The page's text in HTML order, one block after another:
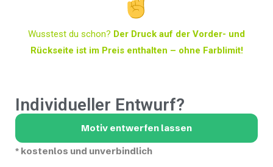
Wusstest du schon? Der Druck auf der Vorder- und
Rückseite ist im Preis enthalten – ohne Farblimit!
Individueller Entwurf?
Motiv entwerfen lassen
* kostenlos und unverbindlich